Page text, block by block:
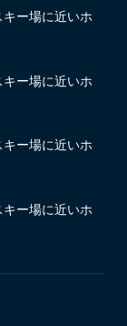
ー場に近いホ
ー場に近いホ
ー場に近いホ
ー場に近いホ